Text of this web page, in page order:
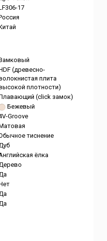
17
(древесно-
плита
плотности)
(click замок)
Бежевый
Groove
тиснение
ёлка